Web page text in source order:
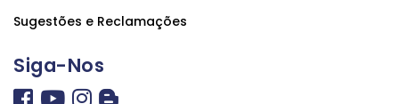
Sugestões e Reclamações
Siga-Nos